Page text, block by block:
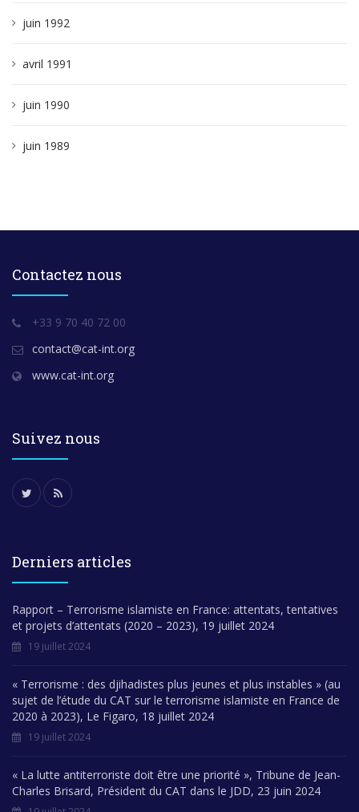
juin 1992
avril 1991
juin 1990
juin 1989
Contactez nous
+33 9 70 40 72 00
contact@cat-int.org
www.cat-int.org
Suivez nous
Derniers articles
Rapport – Terrorisme islamiste en France: attentats, tentatives
et projets d’attentats (2020 – 2023), 19 juillet 2024
19 juillet 2024
« Terrorisme : des djihadistes plus jeunes et plus instables » (au
sujet de l’étude du CAT sur le terrorisme islamiste en France de
2020 à 2023), Le Figaro, 18 juillet 2024
19 juillet 2024
« La lutte antiterroriste doit être une priorité », Tribune de Jean-
Charles Brisard, Président du CAT dans le JDD, 23 juin 2024